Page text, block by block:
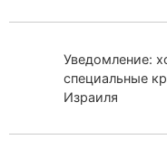
Уведомление:
специальные
Израиля